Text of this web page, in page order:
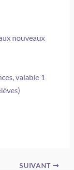
nouveaux
valable 1
SUIVANT